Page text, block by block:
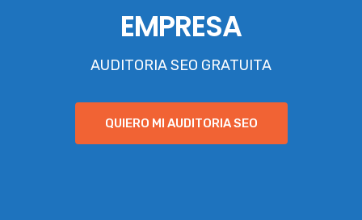
EMPRESA
AUDITORIA SEO GRATUITA
QUIERO MI AUDITORIA SEO